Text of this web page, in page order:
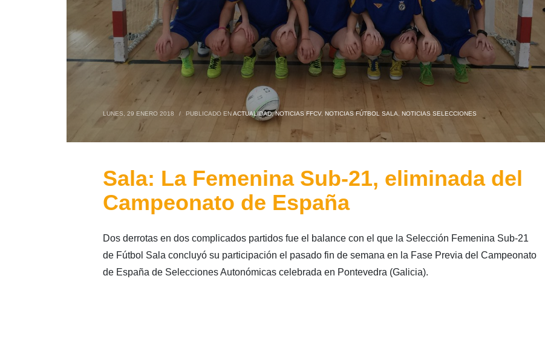
LUNES, 29 ENERO 2018 / PUBLICADO ENACTUALIDAD,NOTICIAS FFCV, NOTICIAS FÚTBOL SALA NOTICIAS SELECCIONES
Sala: La Femenina Sub-21, eliminada del
Campeonato de España
Dos derrotas en dos complicados partidos fue el balance con el que la Selección Femenina Sub-21
de Fútbol Sala concluyó su participación el pasado fin de semana en la Fase Previa del Campeonato
de España de Selecciones Autonómicas celebrada en Pontevedra (Galicia).